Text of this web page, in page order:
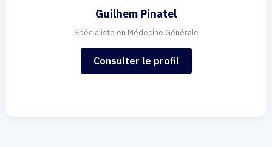
Guilhem Pinatel
Spécialiste en Médecine Générale
Consulter le profil